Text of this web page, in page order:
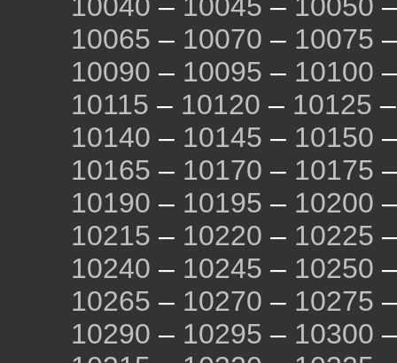
10040 – 10045 – 10050
10065 – 10070 – 10075
10090 – 10095 – 10100
10115 – 10120 – 10125
10140 – 10145 – 10150
10165 – 10170 – 10175
10190 – 10195 – 10200
10215 – 10220 – 10225
10240 – 10245 – 10250
10265 – 10270 – 10275
10290 – 10295 – 10300